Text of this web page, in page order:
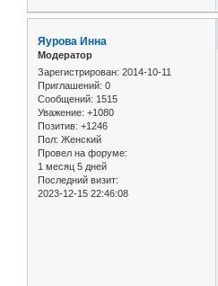
Яурова Инна
Модератор
Зарегистрирован: 2014-10-11
Приглашений: 0
Сообщений: 1515
Уважение: +1080
Позитив: +1246
Пол: Женский
Провел на форуме:
1 месяц 5 дней
Последний визит:
2023-12-15 22:46:08